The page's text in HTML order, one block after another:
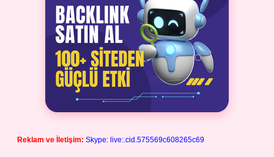
Reklam ve İletişim: Skype: live:.cid.575569c608265c69